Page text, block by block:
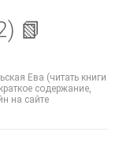
📗
Ева (читать книги
содержание,
на сайте